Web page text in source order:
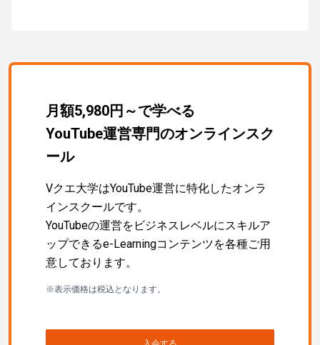
月額5,980円～で学べる
YouTube運営専門のオンラインスク
ール
Vクエ大学はYouTube運営に特化したオンラ
インスクールです。
YouTubeの運営をビジネスレベルにスキルア
ップできるe-Learningコンテンツを各種ご用
意しております。
※表示価格は税込となります。